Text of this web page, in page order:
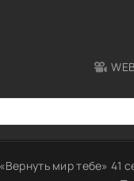
мир тебе» 41